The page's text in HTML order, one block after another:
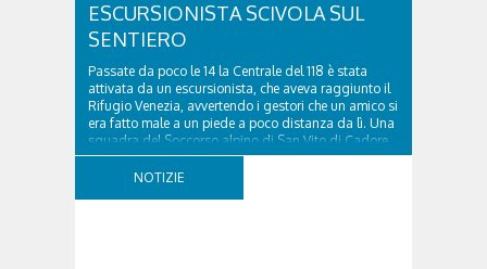
ESCURSIONISTA SCIVOLA SUL
SENTIERO
Passate da poco le 14 la Centrale del 118 è stata
attivata da un escursionista, che aveva raggiunto il
Rifugio Venezia, avvertendo i gestori che un amico si
era fatto male a un piede a poco distanza da lì. Una
squadra del Soccorso alpino di San Vito di Cadore
ha quindi raggiunto l'infortunato...
NOTIZIE